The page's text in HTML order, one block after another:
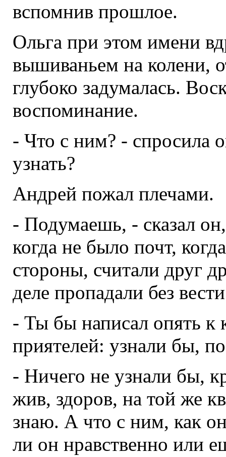
вспомнив прошлое.
Ольга при этом имени
вышиваньем на колени,
глубоко задумалась.
воспоминание.
- Что с ним? - спросила
узнать?
Андрей пожал плечами.
- Подумаешь, - сказал
когда не было почт,
стороны, считали друг
деле пропадали без
- Ты бы написал опять к
приятелей: узнали бы,
- Ничего не узнали бы,
жив, здоров, на той же
знаю. А что с ним, как
ли он нравственно или